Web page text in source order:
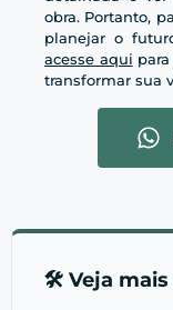
obra. Portanto,
planejar o
acesse aqui
transformar sua
🛠️ Veja mais